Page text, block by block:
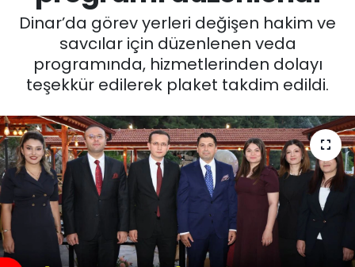
Dinar’da görev yerleri değişen hakim ve
savcılar için düzenlenen veda
programında, hizmetlerinden dolayı
teşekkür edilerek plaket takdim edildi.
SİYASET
EĞİTİM
SAĞLIK
SPOR
11:11 MANŞET
Tüm Manşetler
Son Dakika Haberleri